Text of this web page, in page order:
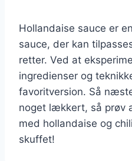
Hollandaise sauce er
sauce, der kan
retter. Ved at
ingredienser og
favoritversion. Så
noget lækkert, så prøv
med hollandaise og
skuffet!